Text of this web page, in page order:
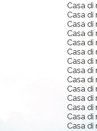
Casa di
Casa di
Casa di
Casa di
Casa di
Casa di
Casa di
Casa di
Casa di
Casa di
Casa di
Casa di
Casa di
Casa di